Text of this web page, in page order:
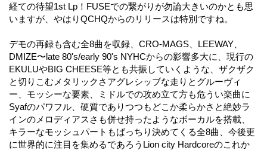
経ての待望1st Lp！FUSEでの繋がりが勿論大きいのかとも思
いますが、やはりQCHQからのリリースは特別ですね。
デモの再録も含む全8曲を収録、CRO-MAGS、LEEWAY、
DMIZE〜late 80's/early 90's NYHCからの影響多大に、現行の
EKULUやBIG CHEESE等とも共振していくような、ザクザク
と切りこむメタリックさアグレシッブな走りとグルーヴィ
ー、モッシーな要素、ミドルでの攻め立て方も危うい楽曲に
Syafのパワフル、硬質でありつつもどこか柔らかさと絶妙ラ
インのメロディアスさも併せ持ったようなボーカルを搭載、
キラーなモッシュパートもばっちり決めてくる全8曲、今後更
に世界的に注目を集めるであろうLion city Hardcoreのこれか